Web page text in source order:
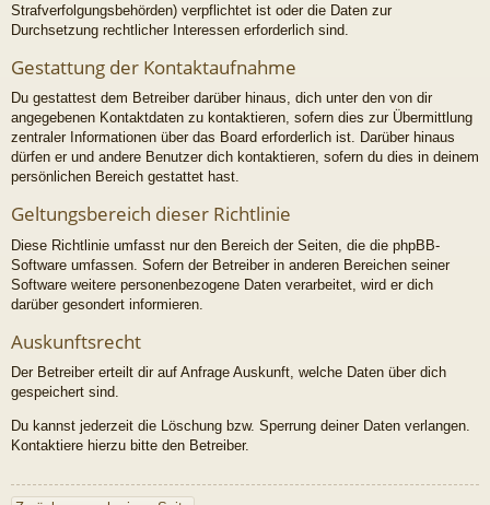
Strafverfolgungsbehörden) verpflichtet ist oder die Daten zur
Durchsetzung rechtlicher Interessen erforderlich sind.
Gestattung der Kontaktaufnahme
Du gestattest dem Betreiber darüber hinaus, dich unter den von dir
angegebenen Kontaktdaten zu kontaktieren, sofern dies zur Übermittlung
zentraler Informationen über das Board erforderlich ist. Darüber hinaus
dürfen er und andere Benutzer dich kontaktieren, sofern du dies in deinem
persönlichen Bereich gestattet hast.
Geltungsbereich dieser Richtlinie
Diese Richtlinie umfasst nur den Bereich der Seiten, die die phpBB-
Software umfassen. Sofern der Betreiber in anderen Bereichen seiner
Software weitere personenbezogene Daten verarbeitet, wird er dich
darüber gesondert informieren.
Auskunftsrecht
Der Betreiber erteilt dir auf Anfrage Auskunft, welche Daten über dich
gespeichert sind.
Du kannst jederzeit die Löschung bzw. Sperrung deiner Daten verlangen.
Kontaktiere hierzu bitte den Betreiber.